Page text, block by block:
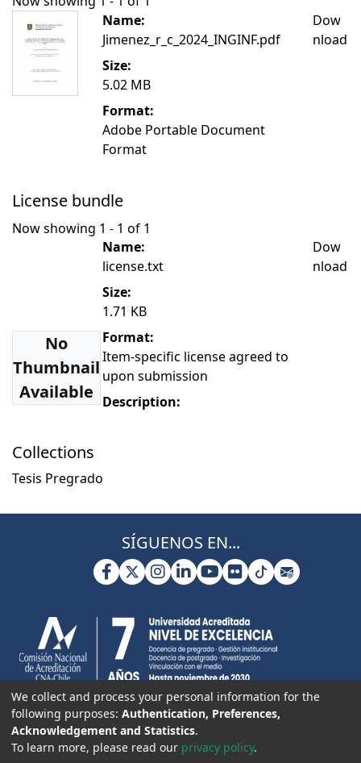
Name:
Jimenez_r_c_2024_INGINF.pdf
Size:
5.02 MB
Format:
Adobe Portable Document
Format
Dow
nload
License bundle
Now showing 1 - 1 of 1
No
Thumbnail
Available
Name:
license.txt
Size:
1.71 KB
Format:
Item-specific license agreed to
upon submission
Description:
Dow
nload
Collections
Tesis Pregrado
SÍGUENOS EN...
We collect and process your personal information for the
following purposes: Authentication, Preferences,
Acknowledgement and Statistics.
To learn more, please read our privacy policy.